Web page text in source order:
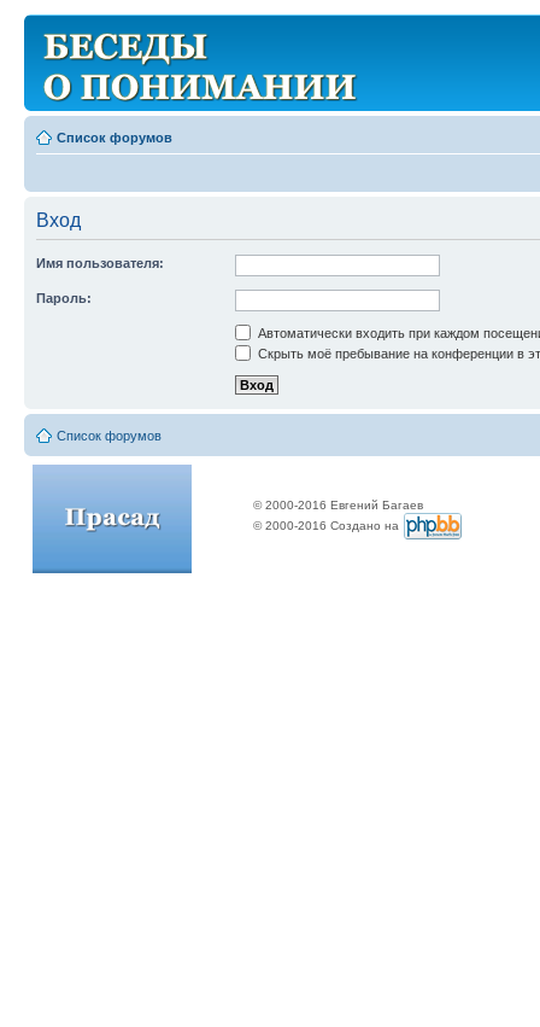
Список форумов
Вход
Имя пользователя:
Пароль:
Автоматически входить при каждом
Скрыть моё пребывание на конференции в
Список форумов
© 2000-2016 Евгений Багаев
© 2000-2016 Создано на